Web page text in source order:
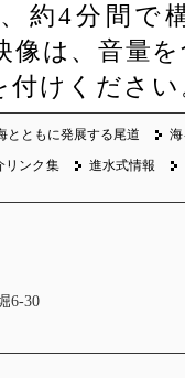
約4分間で
像は、音量
付けください
とともに発展する尾道 海
リンク集
進水式情報
6-30